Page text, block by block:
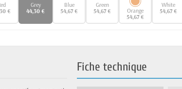
€
Grey
44,30 €
Blue
54,67 €
Green
54,67 €
Orange
54,67 €
White
54,67 €
Fiche technique